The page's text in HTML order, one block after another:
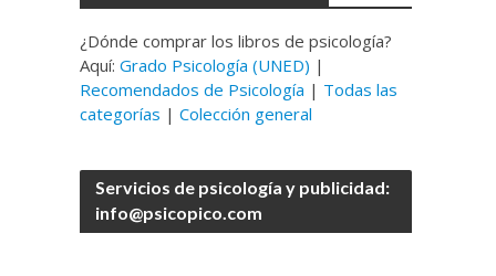
¿Dónde comprar los libros de psicología?
Aquí:Grado Psicología (UNED) |
Recomendados de Psicología | Todas las
categorías |Colección general
Servicios de psicología y publicidad:
info@psicopico.com